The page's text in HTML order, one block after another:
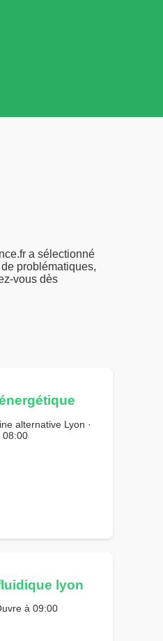
a sélectionné
problématiques,
vous dès
alternative Lyon ·
08:00
lyon
à 09:00